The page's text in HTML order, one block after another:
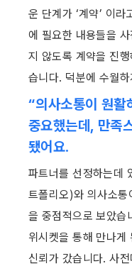
운 단계가 ‘계약’ 이
에 필요한 내용들을
지 않도록 계약을 진
습니다. 덕분에 수월
“의사소통이 원활
중요했는데, 만족
됐어요.
파트너를 선정하는데
트폴리오)와 의사소통
을 중점적으로 보았습
위시켓을 통해 만나게
신뢰가 갔습니다. 사